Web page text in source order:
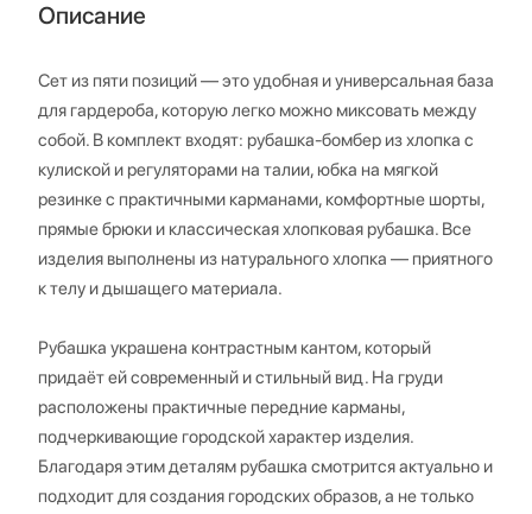
Описание
Сет из пяти позиций — это удобная и универсальная база
для гардероба, которую легко можно миксовать между
собой. В комплект входят: рубашка-бомбер из хлопка с
кулиской и регуляторами на талии, юбка на мягкой
резинке с практичными карманами, комфортные шорты,
прямые брюки и классическая хлопковая рубашка. Все
изделия выполнены из натурального хлопка — приятного
к телу и дышащего материала.
Рубашка украшена контрастным кантом, который
придаёт ей современный и стильный вид. На груди
расположены практичные передние карманы,
подчеркивающие городской характер изделия.
Благодаря этим деталям рубашка смотрится актуально и
подходит для создания городских образов, а не только